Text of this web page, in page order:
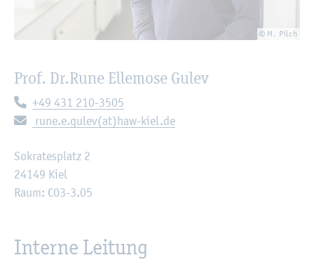
© M. Pilch
Prof. Dr.Rune El­le­mo­se Gulev
Te­le­fon:
+49 431 210-3505
E-Mail:
rune.​e.​gulev(at)haw-kiel.de
So­kra­tes­platz 2
24149 Kiel
Raum: C03-3.05
In­ter­ne Lei­tung